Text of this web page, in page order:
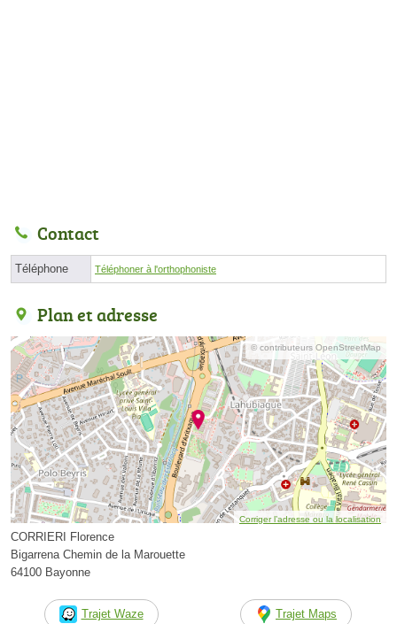
Contact
Téléphone Téléphoner à l'orthophoniste
Plan et adresse
© contributeurs OpenStreetMap
Corriger l’adresse ou la localisation
CORRIERI Florence
Bigarrena Chemin de la Marouette
64100 Bayonne
Trajet Waze Trajet Maps